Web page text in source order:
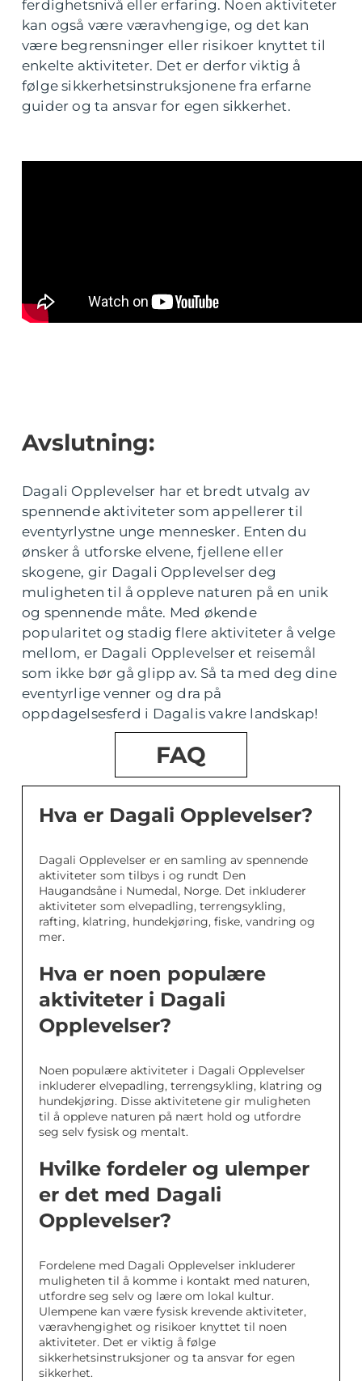
ferdighetsnivå eller erfaring. Noen aktiviteter
kan også være væravhengige, og det kan
være begrensninger eller risikoer knyttet til
enkelte aktiviteter. Det er derfor viktig å
følge sikkerhetsinstruksjonene fra erfarne
guider og ta ansvar for egen sikkerhet.
Avslutning:
Dagali Opplevelser har et bredt utvalg av
spennende aktiviteter som appellerer til
eventyrlystne unge mennesker. Enten du
ønsker å utforske elvene, fjellene eller
skogene, gir Dagali Opplevelser deg
muligheten til å oppleve naturen på en unik
og spennende måte. Med økende
popularitet og stadig flere aktiviteter å velge
mellom, er Dagali Opplevelser et reisemål
som ikke bør gå glipp av. Så ta med deg dine
eventyrlige venner og dra på
oppdagelsesferd i Dagalis vakre landskap!
FAQ
Hva er Dagali Opplevelser?
Dagali Opplevelser er en samling av spennende
aktiviteter som tilbys i og rundt Den
Haugandsåne i Numedal, Norge. Det inkluderer
aktiviteter som elvepadling, terrengsykling,
rafting, klatring, hundekjøring, fiske, vandring og
mer.
Hva er noen populære
aktiviteter i Dagali
Opplevelser?
Noen populære aktiviteter i Dagali Opplevelser
inkluderer elvepadling, terrengsykling, klatring og
hundekjøring. Disse aktivitetene gir muligheten
til å oppleve naturen på nært hold og utfordre
seg selv fysisk og mentalt.
Hvilke fordeler og ulemper
er det med Dagali
Opplevelser?
Fordelene med Dagali Opplevelser inkluderer
muligheten til å komme i kontakt med naturen,
utfordre seg selv og lære om lokal kultur.
Ulempene kan være fysisk krevende aktiviteter,
væravhengighet og risikoer knyttet til noen
aktiviteter. Det er viktig å følge
sikkerhetsinstruksjoner og ta ansvar for egen
sikkerhet.